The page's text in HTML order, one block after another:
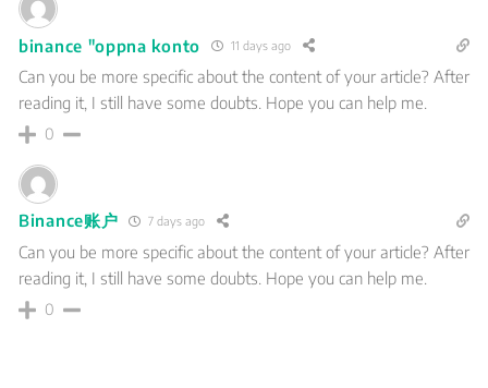
binance "oppna konto 11 days ago
Can you be more specific about the content of your article? After
reading it, I still have some doubts. Hope you can help me.
0
Binance账户 7 days ago
Can you be more specific about the content of your article? After
reading it, I still have some doubts. Hope you can help me.
0